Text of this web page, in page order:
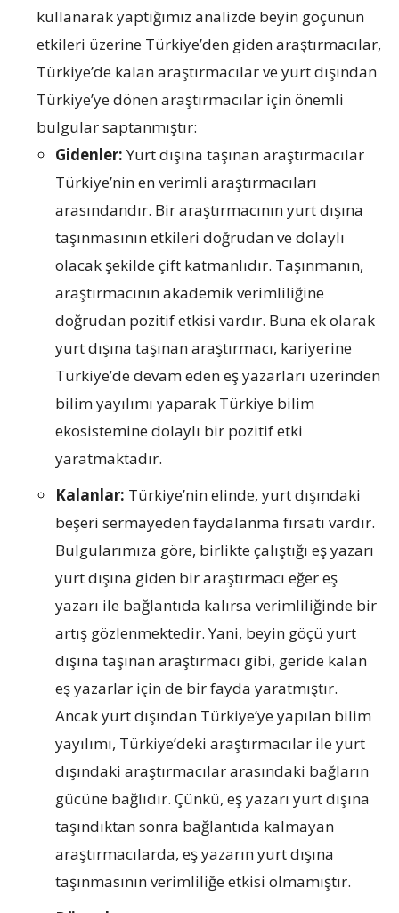
kullanarak yaptığımız analizde beyin göçünün
etkileri üzerine Türkiye’den giden araştırmacılar,
Türkiye’de kalan araştırmacılar ve yurt dışından
Türkiye’ye dönen araştırmacılar için önemli
bulgular saptanmıştır:
Gidenler:Yurt dışına taşınan araştırmacılar
Türkiye’nin en verimli araştırmacıları
arasındandır. Bir araştırmacının yurt dışına
taşınmasının etkileri doğrudan ve dolaylı
olacak şekilde çift katmanlıdır. Taşınmanın,
araştırmacının akademik verimliliğine
doğrudan pozitif etkisi vardır. Buna ek olarak
yurt dışına taşınan araştırmacı, kariyerine
Türkiye’de devam eden eş yazarları üzerinden
bilim yayılımı yaparak Türkiye bilim
ekosistemine dolaylı bir pozitif etki
yaratmaktadır.
Kalanlar: Türkiye’nin elinde, yurt dışındaki
beşeri sermayeden faydalanma fırsatı vardır.
Bulgularımıza göre, birlikte çalıştığı eş yazarı
yurt dışına giden bir araştırmacı eğer eş
yazarı ile bağlantıda kalırsa verimliliğinde bir
artış gözlenmektedir. Yani, beyin göçü yurt
dışına taşınan araştırmacı gibi, geride kalan
eş yazarlar için de bir fayda yaratmıştır.
Ancak yurt dışından Türkiye’ye yapılan bilim
yayılımı, Türkiye’deki araştırmacılar ile yurt
dışındaki araştırmacılar arasındaki bağların
gücüne bağlıdır. Çünkü, eş yazarı yurt dışına
taşındıktan sonra bağlantıda kalmayan
araştırmacılarda, eş yazarın yurt dışına
taşınmasının verimliliğe etkisi olmamıştır.